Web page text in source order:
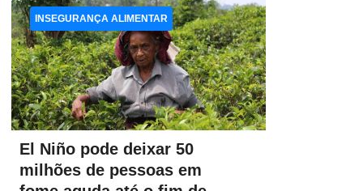
El Niño pode deixar 50
milhões de pessoas em
INSEGURANÇA ALIMENTAR